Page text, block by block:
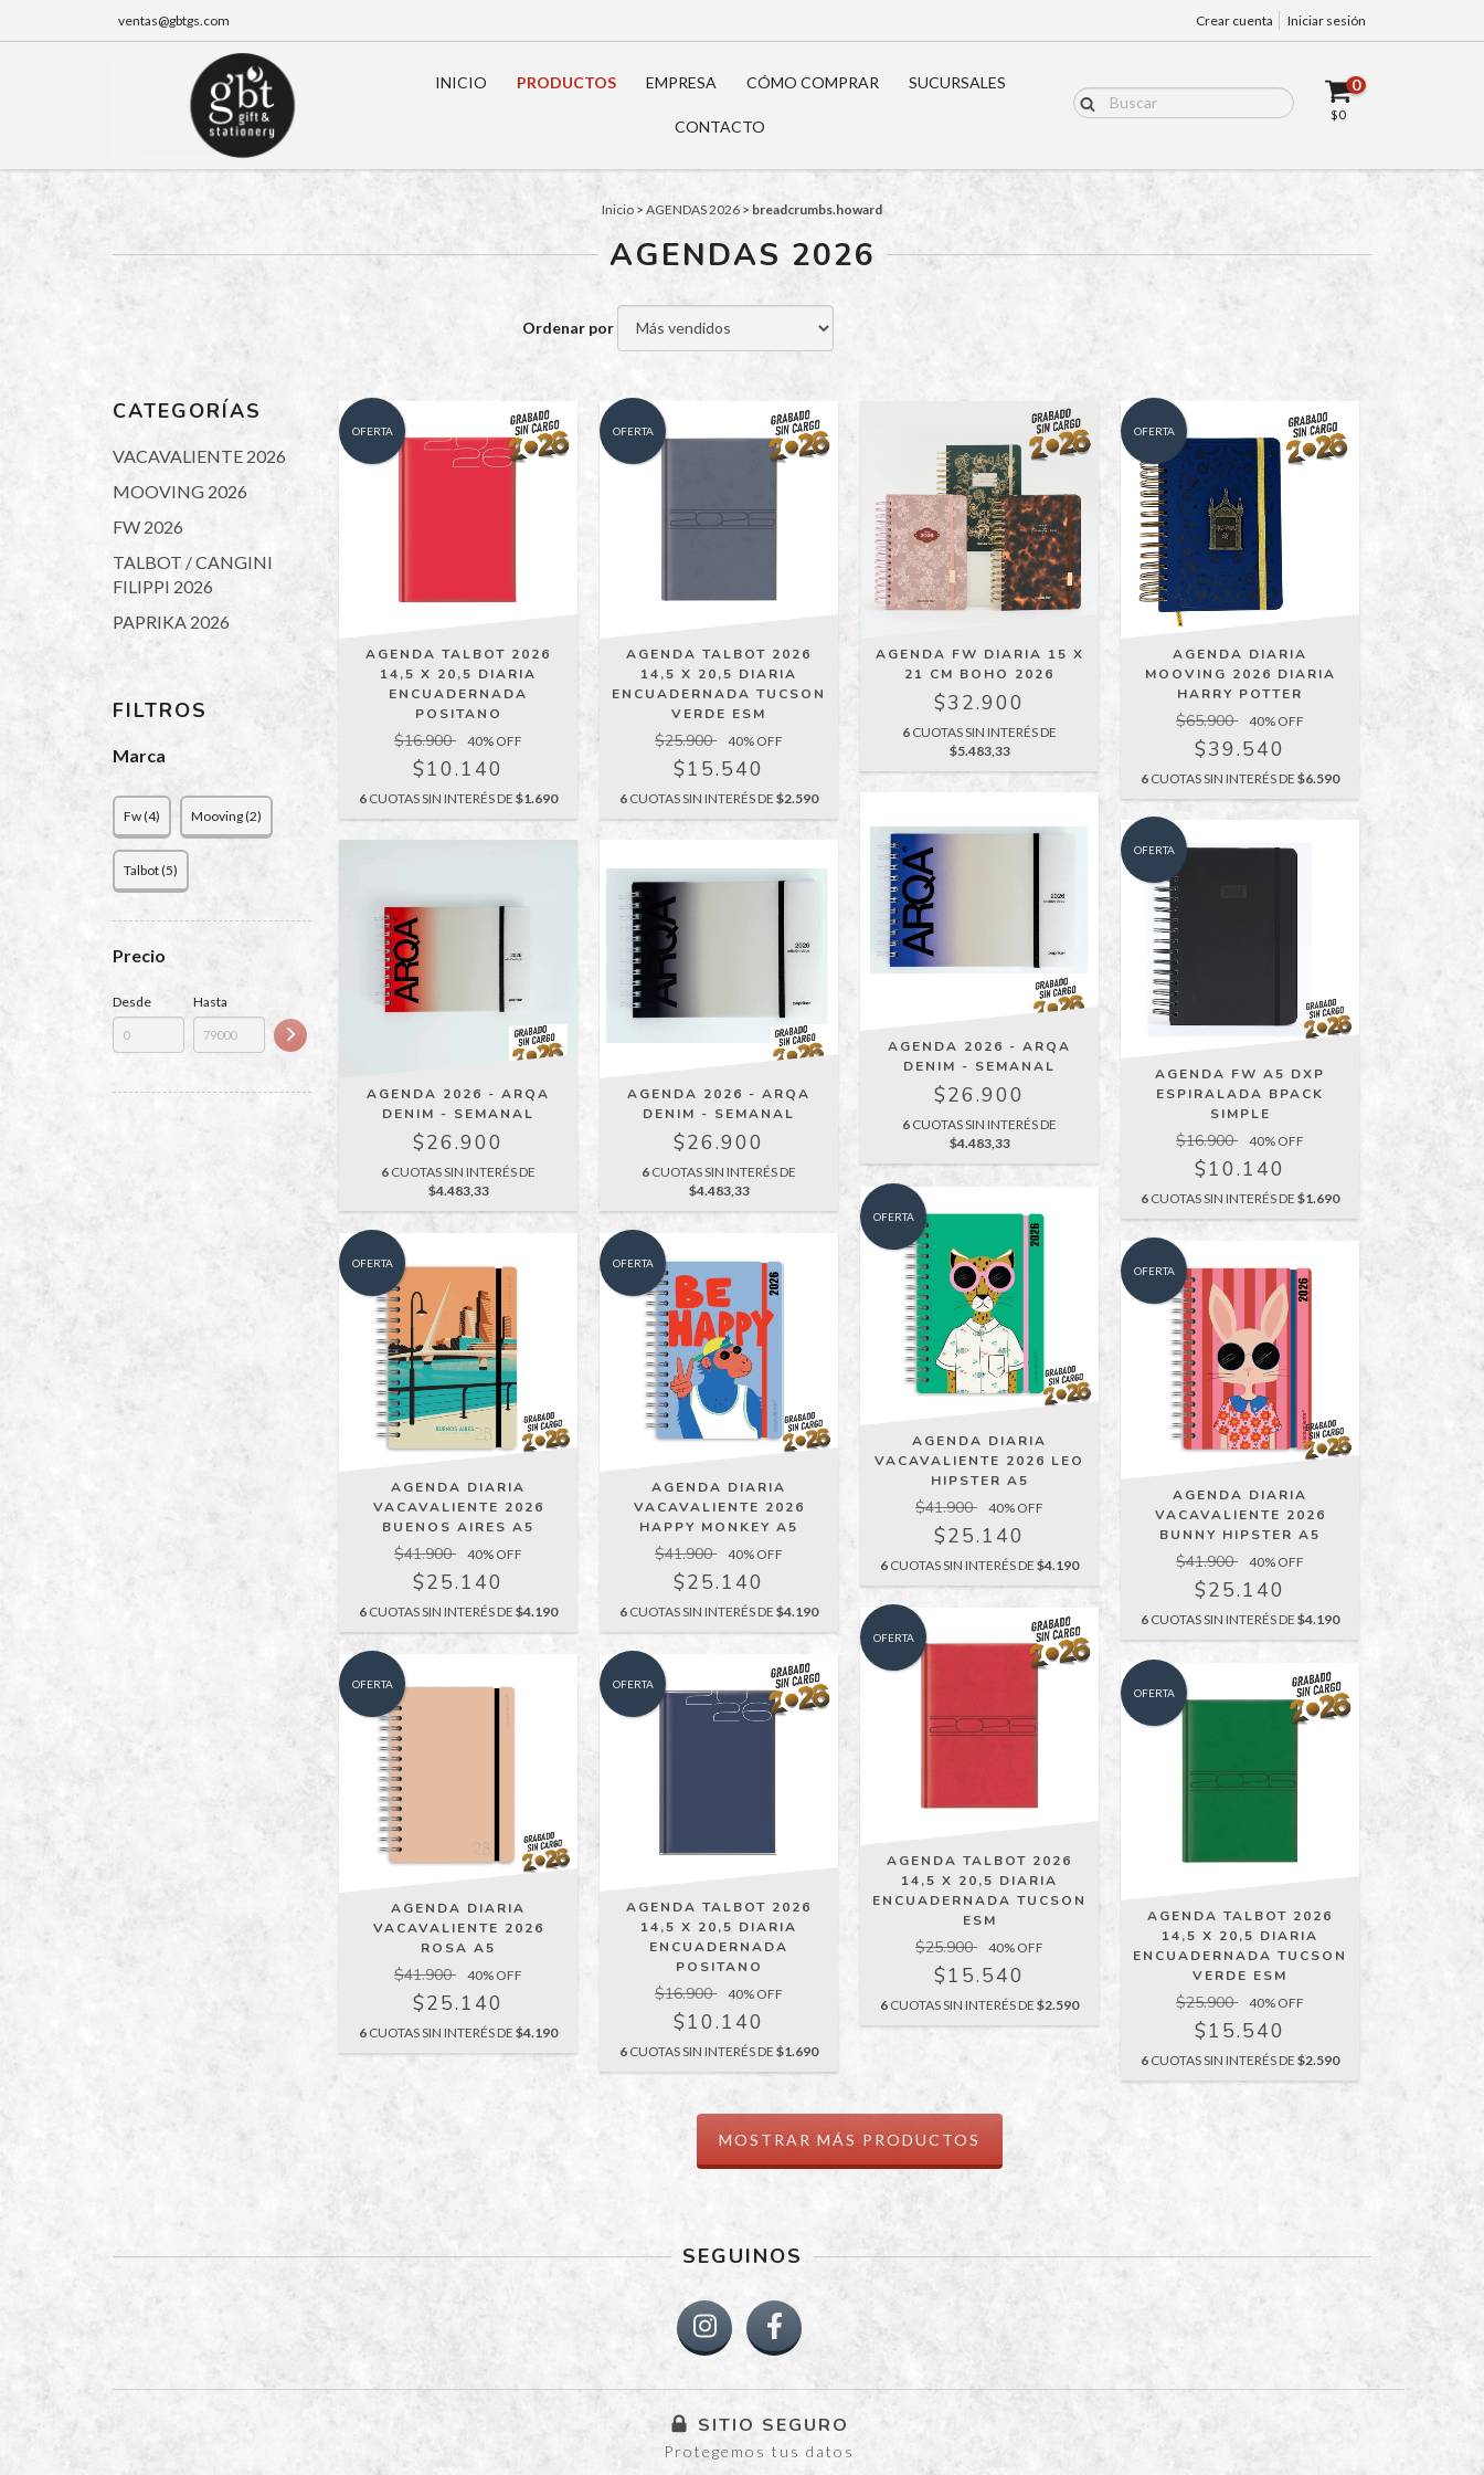
ventas@gbtgs.com Crear cuenta Iniciar sesión
INICIO PRODUCTOS EMPRESA CÓMO COMPRAR SUCURSALES
CONTACTO
0
$0
Inicio > AGENDAS 2026 > breadcrumbs.howard
AGENDAS 2026
Ordenar por
CATEGORÍAS
VACAVALIENTE 2026
MOOVING 2026
FW 2026
TALBOT / CANGINI
FILIPPI 2026
PAPRIKA 2026
FILTROS
Marca
Fw (4) Mooving (2)
Talbot (5)
Precio
Desde Hasta
OFERTA
AGENDA TALBOT 2026
14,5 X 20,5 DIARIA
ENCUADERNADA
POSITANO
$16.900 40% OFF
$10.140
6 CUOTAS SIN INTERÉS DE$1.690
OFERTA
AGENDA TALBOT 2026
14,5 X 20,5 DIARIA
ENCUADERNADA TUCSON
VERDE ESM
$25.900 40% OFF
$15.540
6 CUOTAS SIN INTERÉS DE$2.590
AGENDA FW DIARIA 15 X
21 CM BOHO 2026
$32.900
6 CUOTAS SIN INTERÉS DE
$5.483,33
OFERTA
AGENDA DIARIA
MOOVING 2026 DIARIA
HARRY POTTER
$65.900 40% OFF
$39.540
6 CUOTAS SIN INTERÉS DE$6.590
AGENDA 2026 - ARQA
DENIM - SEMANAL
$26.900
6 CUOTAS SIN INTERÉS DE
$4.483,33
AGENDA 2026 - ARQA
DENIM - SEMANAL
$26.900
6 CUOTAS SIN INTERÉS DE
$4.483,33
AGENDA 2026 - ARQA
DENIM - SEMANAL
$26.900
6 CUOTAS SIN INTERÉS DE
$4.483,33
OFERTA
AGENDA FW A5 DXP
ESPIRALADA BPACK
SIMPLE
$16.900 40% OFF
$10.140
6 CUOTAS SIN INTERÉS DE$1.690
OFERTA
AGENDA DIARIA
VACAVALIENTE 2026
BUENOS AIRES A5
$41.900 40% OFF
$25.140
6 CUOTAS SIN INTERÉS DE$4.190
OFERTA
AGENDA DIARIA
VACAVALIENTE 2026
HAPPY MONKEY A5
$41.900 40% OFF
$25.140
6 CUOTAS SIN INTERÉS DE$4.190
OFERTA
AGENDA DIARIA
VACAVALIENTE 2026 LEO
HIPSTER A5
$41.900 40% OFF
$25.140
6 CUOTAS SIN INTERÉS DE$4.190
OFERTA
AGENDA DIARIA
VACAVALIENTE 2026
BUNNY HIPSTER A5
$41.900 40% OFF
$25.140
6 CUOTAS SIN INTERÉS DE$4.190
OFERTA
AGENDA DIARIA
VACAVALIENTE 2026
ROSA A5
$41.900 40% OFF
$25.140
6 CUOTAS SIN INTERÉS DE$4.190
OFERTA
AGENDA TALBOT 2026
14,5 X 20,5 DIARIA
ENCUADERNADA
POSITANO
$16.900 40% OFF
$10.140
6 CUOTAS SIN INTERÉS DE$1.690
OFERTA
AGENDA TALBOT 2026
14,5 X 20,5 DIARIA
ENCUADERNADA TUCSON
ESM
$25.900 40% OFF
$15.540
6 CUOTAS SIN INTERÉS DE$2.590
OFERTA
AGENDA TALBOT 2026
14,5 X 20,5 DIARIA
ENCUADERNADA TUCSON
VERDE ESM
$25.900 40% OFF
$15.540
6 CUOTAS SIN INTERÉS DE$2.590
MOSTRAR MÁS PRODUCTOS
SEGUINOS
SITIO SEGURO
Protegemos tus datos